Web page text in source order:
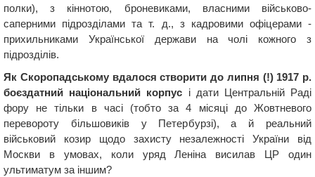
полки), з кіннотою, броневиками, власними військово-
саперними підрозділами та т. д., з ​​кадровими офіцерами -
прихильниками Української держави на чолі кожного з
підрозділів.
Як Скоропадському вдалося створити до липня (!) 1917 р.
боєздатний національний корпус і дати Центральній Раді
фору не тільки в часі (тобто за 4 місяці до Жовтневого
перевороту більшовиків у Петербурзі), а й реальний
військовий козир щодо захисту незалежності України від
Москви в умовах, коли уряд Леніна висилав ЦР один
ультиматум за іншим?